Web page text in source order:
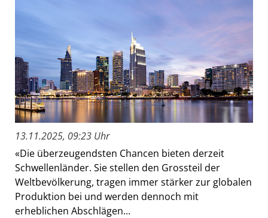
13.11.2025, 09:23 Uhr
«Die überzeugendsten Chancen bieten derzeit
Schwellenländer. Sie stellen den Grossteil der
Weltbevölkerung, tragen immer stärker zur globalen
Produktion bei und werden dennoch mit
erheblichen Abschlägen...